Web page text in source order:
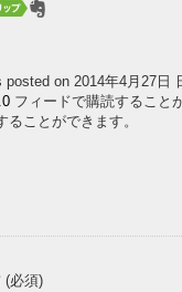
posted on 2014年4月27日
フィードで購読すること
ることができます。
(必須)